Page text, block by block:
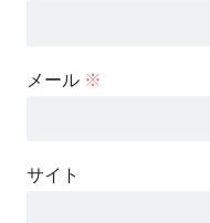
メール ※
サイト